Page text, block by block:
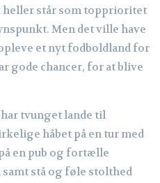
står som topprioritet
Men det ville have
et nyt fodboldland for
gode chancer, for at blive
tvunget lande til
håbet på en tur med
en pub og fortælle
stå og føle stolthed